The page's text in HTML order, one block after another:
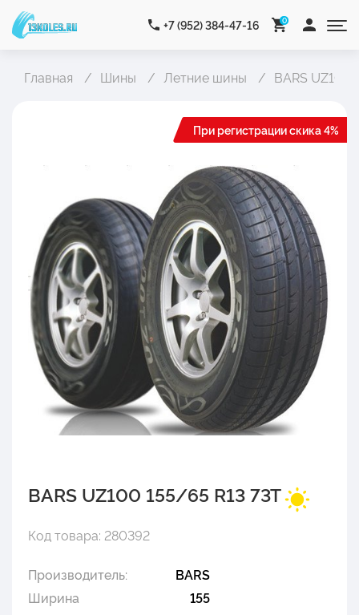
+7 (952) 384-47-16 0
Главная Шины Летние шины BARS UZ100
BARS UZ100 155/65 R13 73T
Код товара: 280392
Производитель:
BARS
Ширина
155
При регистрации скика 4%